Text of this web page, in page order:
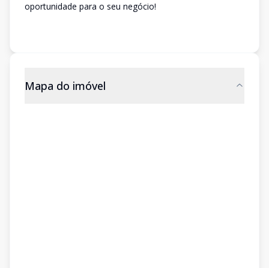
oportunidade para o seu negócio!
Mapa do imóvel